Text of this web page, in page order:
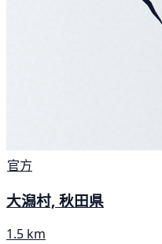
官方
大潟村, 秋田県
1.5 km